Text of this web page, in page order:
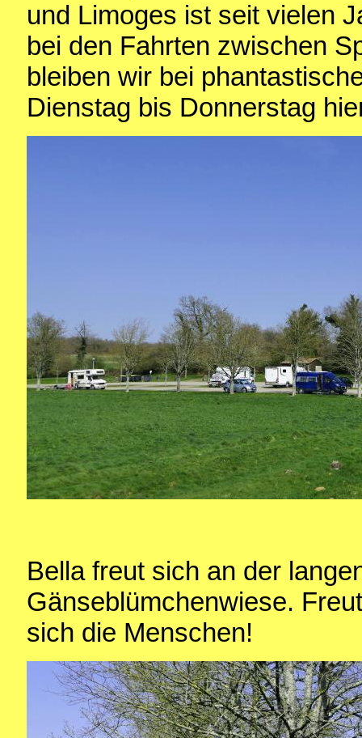
und Limoges ist seit vielen
bei den Fahrten zwischen
bleiben wir bei
Dienstag bis Donnerstag
Bella freut sich an der
Gänseblümchenwiese.
sich die Menschen!